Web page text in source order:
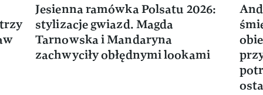
Jesienna ramówka Polsatu 2026:
stylizacje gwiazd. Magda
Tarnowska i Mandaryna
zachwyciły obłędnymi lookami